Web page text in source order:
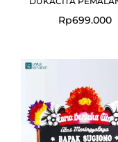
Rp699.000
was: